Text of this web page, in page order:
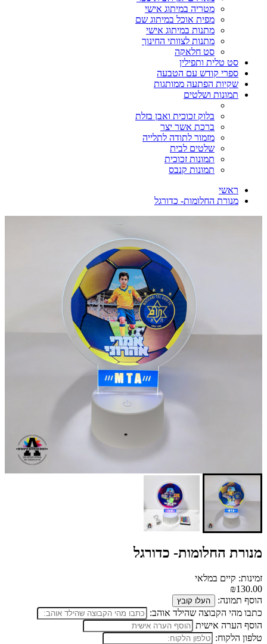
מטריה במיתוג אישי
מפית אוכל במיתוג שם
מתנות במיתוג אישי
מתנות לצוותי החינוך
סט חלאקה
סט טלית ותפילין
ספרי קודש עם הטבעה
שקיות הפתעה ממותגות
תמונות ושלטים
בלוק זכוכית ואבן בזלת
ברכת אשר יצר
מזמור לתודה לתלייה
שלטים לבית
תמונות זכוכית
תמונות קנבס
ראשי
מנורת החלומות- כדורגל
מנורת החלומות- כדורגל
זמינות: קיים במלאי
₪130.00
הוסף תמונה:
העלו קובץ
כתבו מהי הקבוצה שהילד אוהב:
הוסף הערה אישית
טלפון הלקוח: